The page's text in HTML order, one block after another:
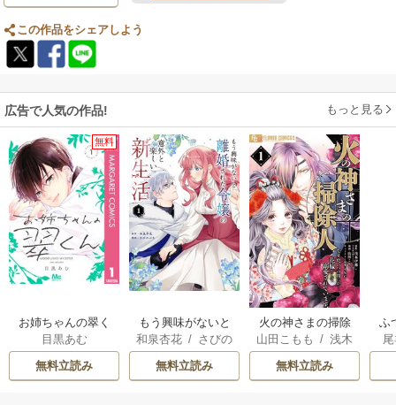
この作品をシェアしよう
広告で人気の作品! もっと見る
無料
お姉ちゃんの翠く
ん
目黒あむ
無料立読み
もう興味がないと
離婚された令嬢の
意外と楽しい新生
活
和泉杏花 / さびの
ぶち
無料立読み
火の神さまの掃除
人ですが、いつの
間にか花嫁として
溺愛されています
山田こもも /浅木
伊都
/ SNC
無料立読み
ふ